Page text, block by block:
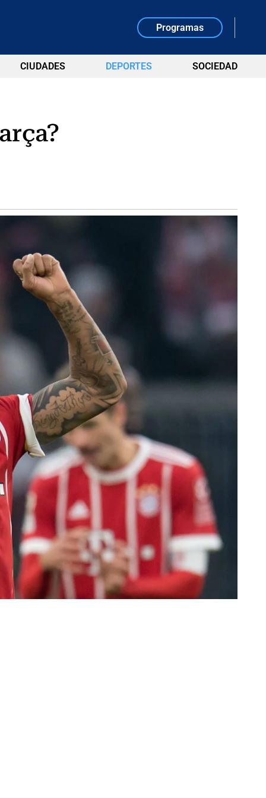
Programas
CIUDADES DEPORTES SOCIEDAD